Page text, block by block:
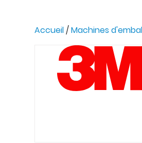
Accueil/Machines